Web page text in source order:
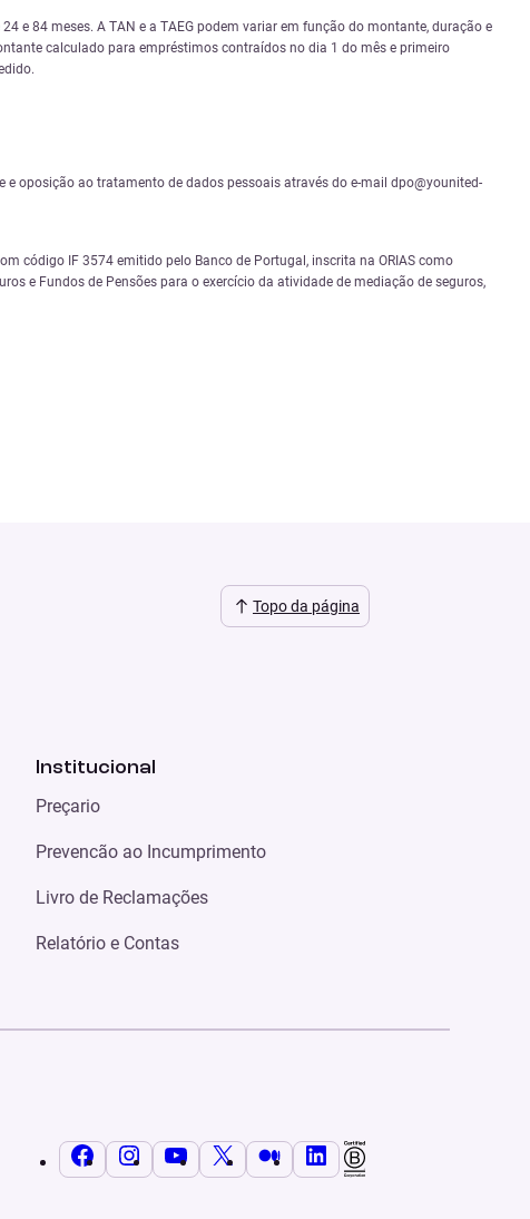
e 84 meses. A TAN e a TAEG podem variar em função do montante, duração e
calculado para empréstimos contraídos no dia 1 do mês e primeiro
oposição ao tratamento de dados pessoais através do e-mail dpo@younited-
código IF 3574 emitido pelo Banco de Portugal, inscrita na ORIAS como
e Fundos de Pensões para o exercício da atividade de mediação de seguros,
Topo da página
Institucional
Preçario
Prevencão ao Incumprimento
Livro de Reclamações
Relatório e Contas
FacebookInstagramYouTubeX Médio LinkedIn